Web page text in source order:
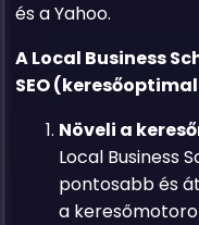
és a Yahoo.
A Local Business
SEO
Növeli a
Local Business
pontosabb és
a